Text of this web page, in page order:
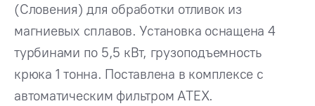
(Словения) для обработки отливок из
магниевых сплавов. Установка оснащена 4
турбинами по 5,5 кВт, грузоподъемность
крюка 1 тонна. Поставлена в комплексе с
автоматическим фильтром ATEX.